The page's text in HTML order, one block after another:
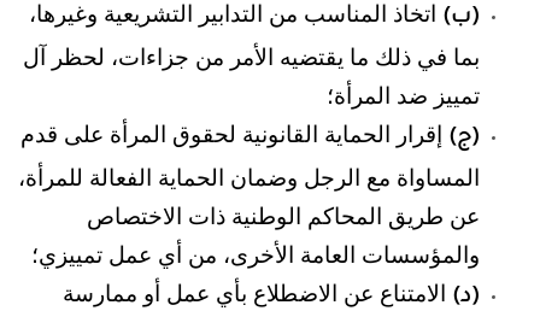
(ب) اتخاذ المناسب من التدابير التشريعية وغيرها،
بما في ذلك ما يقتضيه الأمر من جزاءات، لحظر آل
تمييز ضد المرأة؛
(ج)
إقرار الحماية القانونية لحقوق المرأة على قدم
المساواة مع الرجل وضمان الحماية الفعالة للمرأة،
عن طريق المحاكم الوطنية ذات الاختصاص
والمؤسسات العامة الأخرى، من أي عمل تمييزي؛
(د)
الامتناع عن الاضطلاع بأي عمل أو ممارسة